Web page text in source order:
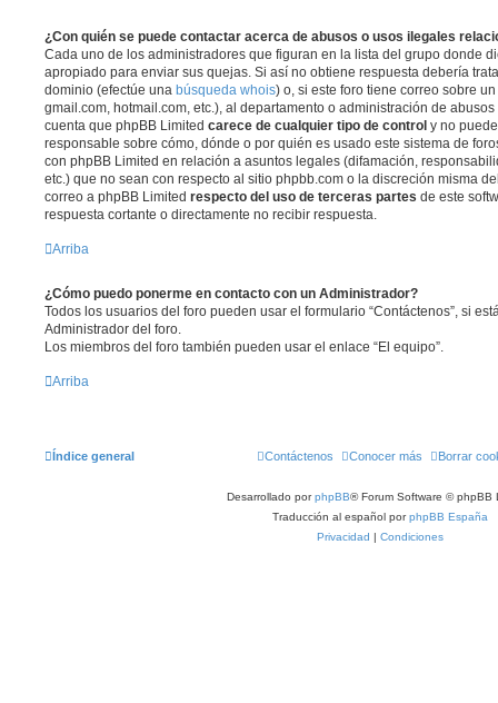
¿Con quién se puede contactar acerca de abusos o usos ilegales
Cada uno de los administradores que figuran en la lista del grupo donde
apropiado para enviar sus quejas. Si así no obtiene respuesta debería
dominio (efectúe una búsqueda whois) o, si este foro tiene correo sobre
gmail.com, hotmail.com, etc.), al departamento o administración de
cuenta que phpBB Limited carece de cualquier tipo de control y no
responsable sobre cómo, dónde o por quién es usado este sistema de
con phpBB Limited en relación a asuntos legales (difamación,
etc.) que no sean con respecto al sitio phpbb.com o la discreción misma
correo a phpBB Limited respecto del uso de terceras partes de este
respuesta cortante o directamente no recibir respuesta.
Arriba
¿Cómo puedo ponerme en contacto con un Administrador?
Todos los usuarios del foro pueden usar el formulario “Contáctenos”, si
Administrador del foro.
Los miembros del foro también pueden usar el enlace “El equipo”.
Arriba
Índice general Borrar
Conocer más
Contáctenos
Desarrollado porphpBB® Forum Software © phpBB
Traducción al español porphpBB España
Privacidad | Condiciones